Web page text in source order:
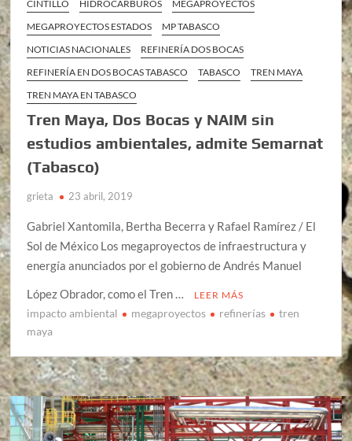
CINTILLO HIDROCARBUROS
MEGAPROYECTOS
MEGAPROYECTOS ESTADOS
MP TABASCO
NOTICIAS NACIONALES
REFINERÍA DOS BOCAS
REFINERÍA EN DOS BOCAS TABASCO
TABASCO
TREN MAYA
TREN MAYA EN TABASCO
Tren Maya, Dos Bocas y NAIM sin
estudios ambientales, admite Semarnat
(Tabasco)
grieta 23 abril, 2019
Gabriel Xantomila, Bertha Becerra y Rafael Ramírez / El
Sol de México Los megaproyectos de infraestructura y
energía anunciados por el gobierno de Andrés Manuel
López Obrador, como el Tren …
LEER MÁS
impacto ambiental megaproyectos refinerías
tren
maya